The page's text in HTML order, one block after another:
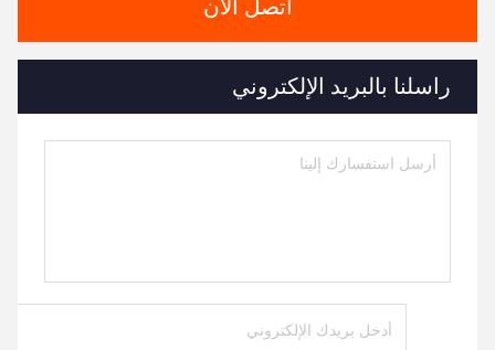
اتصل الآن
راسلنا بالبريد الإلكتروني